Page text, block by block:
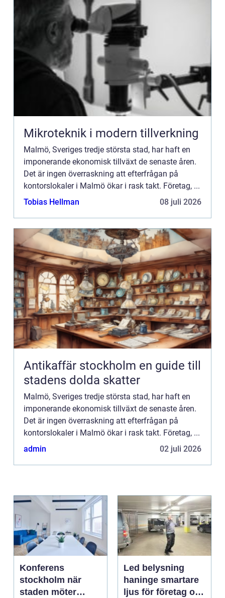
Mikroteknik i modern tillverkning
Malmö, Sveriges tredje största stad, har haft en
imponerande ekonomisk tillväxt de senaste åren.
Det är ingen överraskning att efterfrågan på
kontorslokaler i Malmö ökar i rask takt. Företag, ...
Tobias Hellman
08 juli 2026
Antikaffär stockholm en guide till
stadens dolda skatter
Malmö, Sveriges tredje största stad, har haft en
imponerande ekonomisk tillväxt de senaste åren.
Det är ingen överraskning att efterfrågan på
kontorslokaler i Malmö ökar i rask takt. Företag, ...
admin
02 juli 2026
Konferens
stockholm när
staden möter
Led belysning
haninge smartare
ljus för företag och